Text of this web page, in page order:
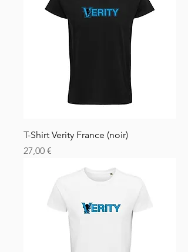
T-Shirt Verity France (noir)
Prezzo
27,00 €